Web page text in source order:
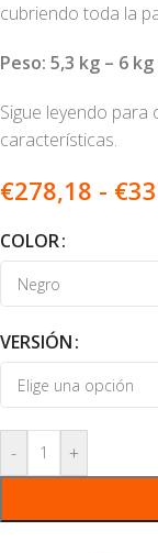
cubriendo toda la
Peso: 5,3 kg – 6 kg
Sigue leyendo
características.
€278,18 - €
COLOR
VERSIÓN
- +